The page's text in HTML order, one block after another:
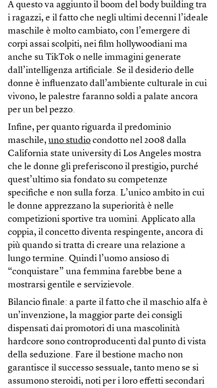
A questo va aggiunto il boom del body building tra
i ragazzi, e il fatto che negli ultimi decenni l’ideale
maschile è molto cambiato, con l’emergere di
corpi assai scolpiti, nei film hollywoodiani ma
anche su TikTok o nelle immagini generate
dall’intelligenza artificiale. Se il desiderio delle
donne è influenzato dall’ambiente culturale in cui
vivono, le palestre faranno soldi a palate ancora
per un bel pezzo.
Infine, per quanto riguarda il predominio
maschile, uno studio condotto nel 2008 dalla
California state university di Los Angeles mostra
che le donne gli preferiscono il prestigio, purché
quest’ultimo sia fondato su competenze
specifiche e non sulla forza. L’unico ambito in cui
le donne apprezzano la superiorità è nelle
competizioni sportive tra uomini. Applicato alla
coppia, il concetto diventa respingente, ancora di
più quando si tratta di creare una relazione a
lungo termine. Quindi l’uomo ansioso di
“conquistare” una femmina farebbe bene a
mostrarsi gentile e servizievole.
Bilancio finale: a parte il fatto che il maschio alfa è
un’invenzione, la maggior parte dei consigli
dispensati dai promotori di una mascolinità
hardcore sono controproducenti dal punto di vista
della seduzione. Fare il bestione macho non
garantisce il successo sessuale, tanto meno se si
assumono steroidi, noti per i loro effetti secondari